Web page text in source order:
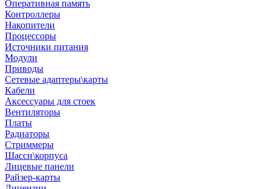
Оперативная память
Контроллеры
Накопители
Процессоры
Источники питания
Модули
Приводы
Сетевые адаптеры\карты
Кабели
Аксессуары для стоек
Вентиляторы
Платы
Радиаторы
Стриммеры
Шасси\корпуса
Лицевые панели
Райзер-карты